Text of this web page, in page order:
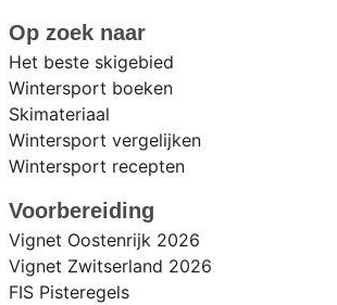
Op zoek naar
Het beste skigebied
Wintersport boeken
Skimateriaal
Wintersport vergelijken
Wintersport recepten
Voorbereiding
Vignet Oostenrijk 2026
Vignet Zwitserland 2026
FIS Pisteregels